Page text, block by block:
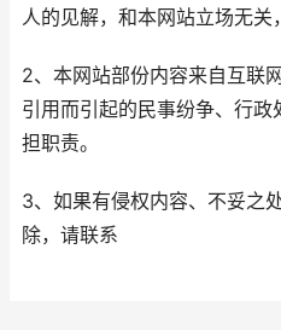
人的见解，和本网站立场无关
2、本网站部份内容来自互联
引用而引起的民事纷争、行
担职责。
3、如果有侵权内容、不妥之
除，请联系